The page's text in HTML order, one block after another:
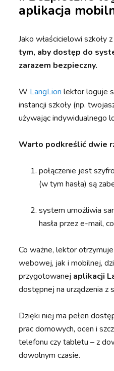
aplikacja
Jako właścicielowi szkoły
tym, aby dostęp do
zarazem bezpieczny.
W LangLion lektor loguje
instancji szkoły (np.
używając indywidualnego
Warto podkreślić dwie
połączenie jest
(w tym hasła) są
system umożliwia
hasła przez e-mail,
Co ważne, lektor
webowej, jak i mobilnej,
przygotowanej aplikacji
dostępnej na urządzenia z
Dzięki niej ma pełen
prac domowych, ocen i
telefonu czy tabletu – z
dowolnym czasie.